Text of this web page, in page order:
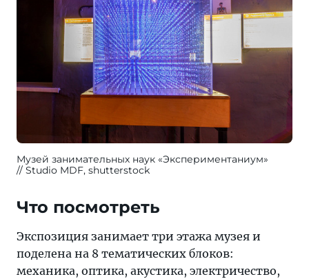
Музей занимательных наук «Экспериментаниум»
Studio MDF, shutterstock
Что посмотреть
Экспозиция занимает три этажа музея и
поделена на 8 тематических блоков:
механика, оптика, акустика, электричество,